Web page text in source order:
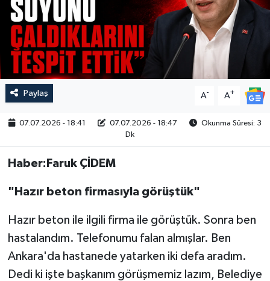
Paylaş A- A+
07.07.2026 - 18:41 07.07.2026 - 18:47
Okunma Süresi: 3
Dk
Haber:Faruk ÇİDEM
"Hazır beton firmasıyla görüştük"
Hazır beton ile ilgili firma ile görüştük. Sonra ben
hastalandım. Telefonumu falan almışlar. Ben
Ankara'da hastanede yatarken iki defa aradım.
Dedi ki işte başkanım görüşmemiz lazım, Belediye